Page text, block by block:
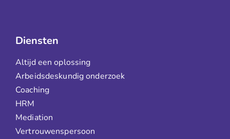
Diensten
Altijd een oplossing
Arbeidsdeskundig onderzoek
Coaching
HRM
Mediation
Vertrouwenspersoon